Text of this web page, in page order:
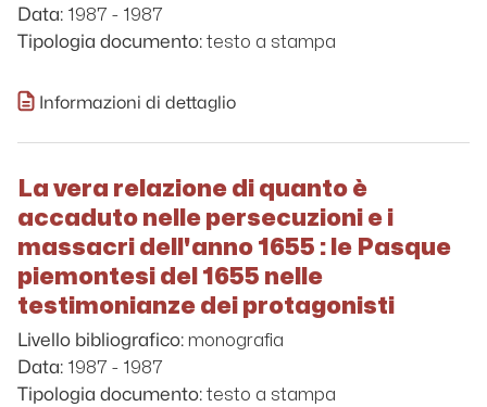
Data: 1987 - 1987
Tipologia documento: testo a stampa
Informazioni di dettaglio
La vera relazione di quanto è
accaduto nelle persecuzioni e i
massacri dell'anno 1655 : le Pasque
piemontesi del 1655 nelle
testimonianze dei protagonisti
Livello bibliografico: monografia
Data: 1987 - 1987
Tipologia documento: testo a stampa